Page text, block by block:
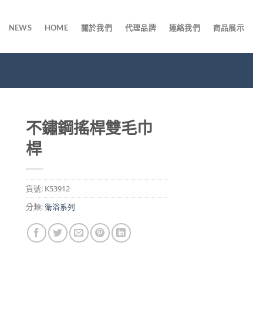
NEWS HOME 關於我們 代理品牌 連絡我們 商品展示
不鏽鋼搖桿雙毛巾
桿
貨號: K53912
分類:衛浴系列